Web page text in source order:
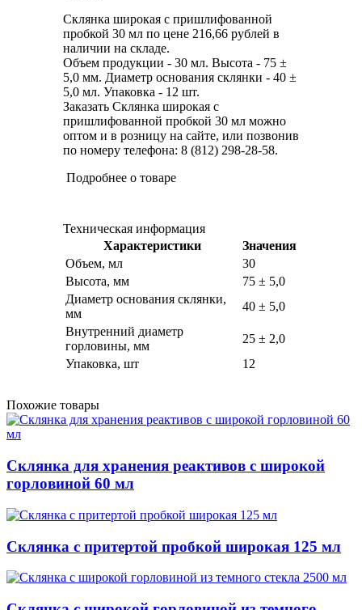
Склянка широкая с пришлифованной
пробкой 30 мл по цене 216,66 рублей в
наличии на складе.
Объем продукции - 30 мл. Высота - 75 ±
5,0 мм. Диаметр основания склянки - 40 ±
5,0 мл. Упаковка - 12 шт.
Заказать Склянка широкая с
пришлифованной пробкой 30 мл можно
оптом и в розницу на сайте, или позвонив
по номеру телефона: 8 (812) 298-28-58.
Подробнее о товаре
Техническая информация
Характеристики
Значения
Объем, мл
30
Высота, мм
75 ± 5,0
Диаметр основания склянки,
мм
40 ± 5,0
Внутренний диаметр
горловины, мм
25 ± 2,0
Упаковка, шт
12
Похожие товары
Склянка для хранения реактивов с широкой
горловиной 60 мл
Склянка с притертой пробкой широкая 125 мл